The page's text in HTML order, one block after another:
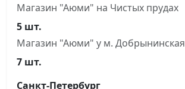
Магазин "Аюми" на Чистыx прудах
5 шт.
Магазин "Аюми" у м. Добрынинская
7 шт.
Санкт-Петербург